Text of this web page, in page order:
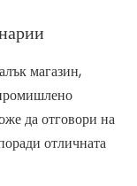
магазин,
да отговори на
отличната